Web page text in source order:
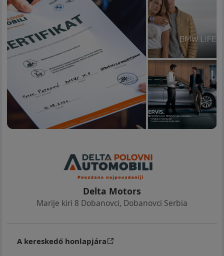
Delta Motors
Marije kiri 8 Dobanovci, Dobanovci Serbia
A kereskedő honlapjára